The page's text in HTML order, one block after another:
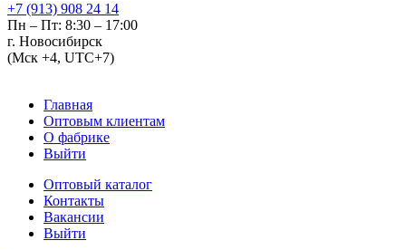
+7 (913) 908 24 14
Пн – Пт: 8:30 – 17:00
г. Новосибирск
(Мск +4, UTC+7)
Главная
Оптовым клиентам
О фабрике
Выйти
Оптовый каталог
Контакты
Вакансии
Выйти